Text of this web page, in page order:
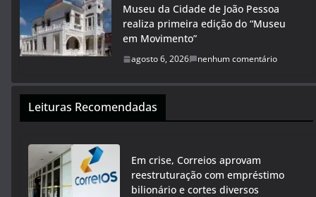
Museu da Cidade de João Pessoa
realiza primeira edição do “Museu
em Movimento”
agosto 6, 2026 nenhum comentário
Leituras Recomendadas
Em crise, Correios aprovam
reestruturação com empréstimo
bilionário e cortes diversos